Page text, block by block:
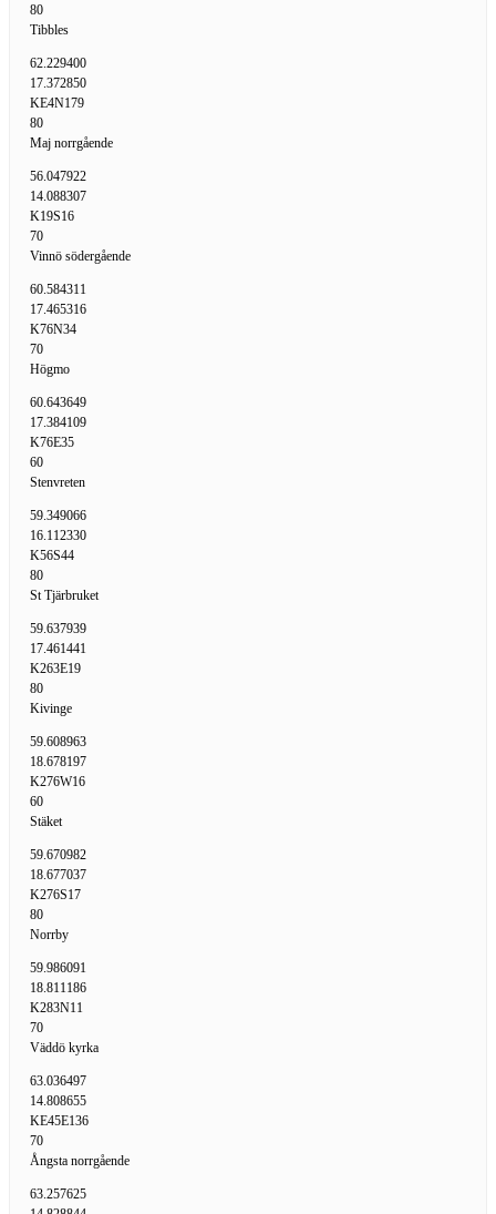
80
Tibbles
62.229400
17.372850
KE4N179
80
Maj norrgående
56.047922
14.088307
K19S16
70
Vinnö södergående
60.584311
17.465316
K76N34
70
Högmo
60.643649
17.384109
K76E35
60
Stenvreten
59.349066
16.112330
K56S44
80
St Tjärbruket
59.637939
17.461441
K263E19
80
Kivinge
59.608963
18.678197
K276W16
60
Stäket
59.670982
18.677037
K276S17
80
Norrby
59.986091
18.811186
K283N11
70
Väddö kyrka
63.036497
14.808655
KE45E136
70
Ångsta norrgående
63.257625